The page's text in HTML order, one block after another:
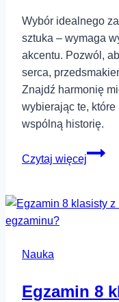
Wybór idealnego
sztuka – wymaga
akcentu. Pozwól,
serca,
Znajdź harmonię
wybierając te,
wspólną historię.
Czytaj więcej
Jak
Nauka
Egzamin 8